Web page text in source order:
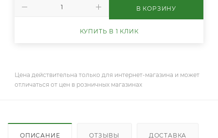
В КОРЗИНУ
КУПИТЬ В 1 КЛИК
Цена действительна только для интернет-магазина и может
отличаться от цен в розничных магазинах
ОПИСАНИЕ ОТЗЫВЫ ДОСТАВКА